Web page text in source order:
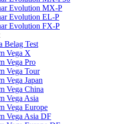
Evolution MX-P
Evolution EL-P
Evolution FX-P
Belag Test
Vega X
Vega Pro
Vega Tour
Vega Japan
Vega China
Vega Asia
Vega Europe
Vega Asia DF